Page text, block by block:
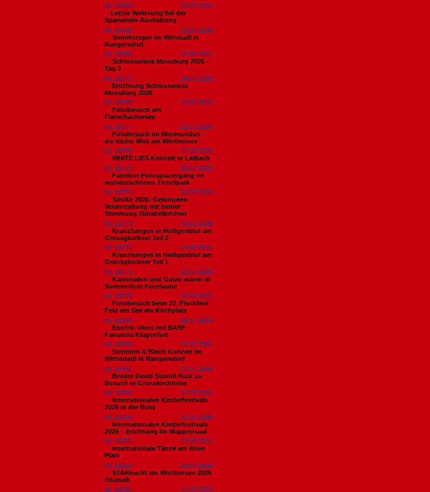
Nr. 18783
25.07.2026
​Letzte Verlosung bei der
Sparverein-Aushebung
Nr. 18782
25.07.2026
Sommeroper im Wirtstadl in
Rangersdorf
Nr. 18780
25.07.2026
Schlosswiese Moosburg 2026 -
Tag 2
Nr. 18779
24.07.2026
Eröffnung Schlosswiese
Moosburg 2026
Nr. 18778
23.07.2026
Fotobesuch am
Flatschachersee
Nr. 18777
23.07.2026
Fotobesuch im Minimundus -
die kleine Welt am Wörthersee
Nr. 18776
22.07.2026
WHITE LIES Konzert in Laibach
Nr. 18775
20.07.2026
Familien-Fotospaziergang im
wunderschönen Tiebelpark
Nr. 18774
20.07.2026
SiniAir 2026: Gelungene
Veranstaltung mit bester
Stimmung /Sinabelkirchen
Nr. 18773
19.07.2026
Kranzlsingen in Heiligenblut am
Grossglockner Teil 2
Nr. 18772
19.07.2026
Kranzlsingen in Heiligenblut am
Grossglockner Teil 1
Nr. 18771
19.07.2026
Kameraden und Gäste waren in
Sommerfest-Feierlaune
Nr. 18770
18.07.2026
Fotobesuch beim 22. Fischfest
Feld am See am Kirchplatz
Nr. 18769
18.07.2026
Electric Vibes mit BASF -
Fanarena Klagenfurt
Nr. 18768
17.07.2026
Strottern & Blech Konzert im
Wirtstdadl in Rangersdorf
Nr. 18767
17.07.2026
Bruder David Steindl Rast zu
Besuch in Grosskirchheim
Nr. 18766
17.07.2026
Internationalen Kinderfestivals
2026 in der Burg
Nr. 18765
17.07.2026
Internationalen Kinderfestivals
2026 – Eröffnung im Wappensaal
Nr. 18764
17.07.2026
Internationale Tänze am Alten
Platz
Nr. 18763
14.07.2026
STARnacht am Wörthersee 2026
/Startalk
Nr. 18762
14.07.2026